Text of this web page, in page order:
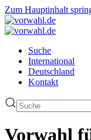
Zum Hauptinhalt
Suche
International
Deutschland
Kontakt
Vorwahl